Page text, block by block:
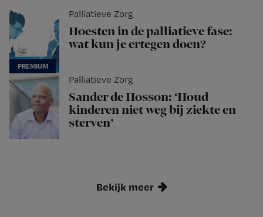
Palliatieve Zorg
Hoesten in de palliatieve fase:
wat kun je ertegen doen?
Palliatieve Zorg
Sander de Hosson: ‘Houd
kinderen niet weg bij ziekte en
sterven’
Bekijk meer